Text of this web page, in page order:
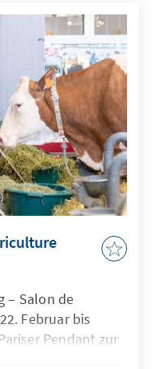
zum von den
IRINI jedoch
ergänzt
– Salon de
Februar bis
Pendant zur